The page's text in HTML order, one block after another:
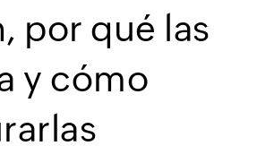
por qué las
y cómo